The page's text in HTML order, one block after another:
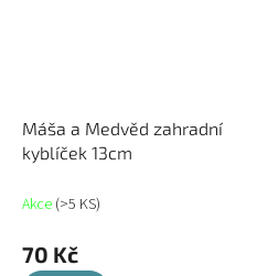
Máša a Medvěd zahradní
kyblíček 13cm
Akce (>5 KS)
70 Kč